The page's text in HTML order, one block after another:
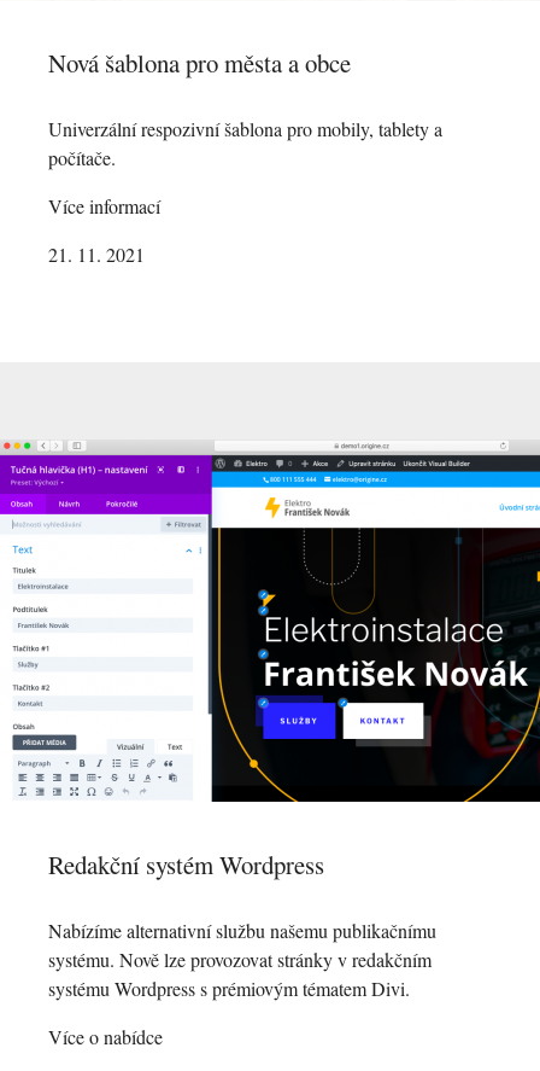
Nová šablona pro města a obce
Univerzální respozivní šablona pro mobily, tablety a
počítače.
Více informací
21. 11. 2021
Redakční systém Wordpress
Nabízíme alternativní službu našemu publikačnímu
systému. Nově lze provozovat stránky v redakčním
systému Wordpress s prémiovým tématem Divi.
Více o nabídce